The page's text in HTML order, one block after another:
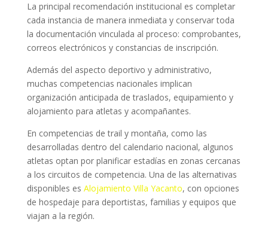
La principal recomendación institucional es completar
cada instancia de manera inmediata y conservar toda
la documentación vinculada al proceso: comprobantes,
correos electrónicos y constancias de inscripción.
Además del aspecto deportivo y administrativo,
muchas competencias nacionales implican
organización anticipada de traslados, equipamiento y
alojamiento para atletas y acompañantes.
En competencias de trail y montaña, como las
desarrolladas dentro del calendario nacional, algunos
atletas optan por planificar estadías en zonas cercanas
a los circuitos de competencia. Una de las alternativas
disponibles es Alojamiento Villa Yacanto, con opciones
de hospedaje para deportistas, familias y equipos que
viajan a la región.